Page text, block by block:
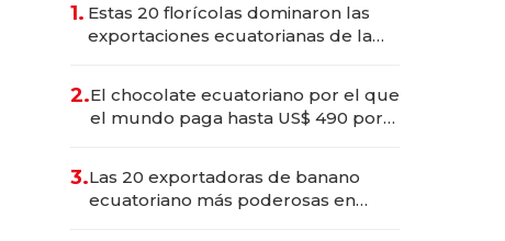
1. Estas 20 florícolas dominaron las
exportaciones ecuatorianas de la
2.El chocolate ecuatoriano por el que
el mundo paga hasta US$ 490 por
3.Las 20 exportadoras de banano
ecuatoriano más poderosas en